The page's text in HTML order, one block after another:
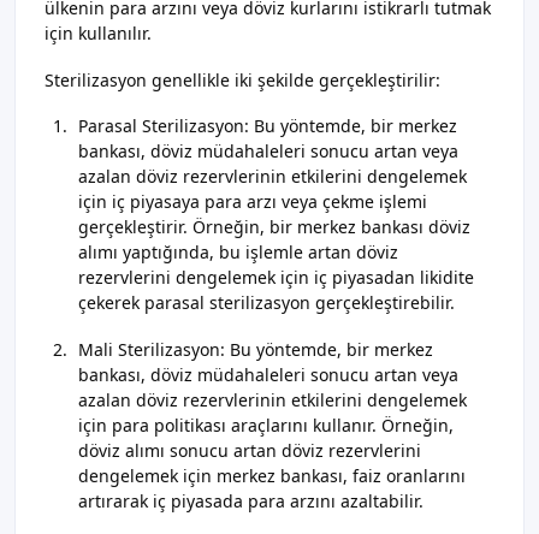
ülkenin para arzını veya döviz kurlarını istikrarlı tutmak
için kullanılır.
Sterilizasyon genellikle iki şekilde gerçekleştirilir:
Parasal Sterilizasyon: Bu yöntemde, bir merkez
bankası, döviz müdahaleleri sonucu artan veya
azalan döviz rezervlerinin etkilerini dengelemek
için iç piyasaya para arzı veya çekme işlemi
gerçekleştirir. Örneğin, bir merkez bankası döviz
alımı yaptığında, bu işlemle artan döviz
rezervlerini dengelemek için iç piyasadan likidite
çekerek parasal sterilizasyon gerçekleştirebilir.
Mali Sterilizasyon: Bu yöntemde, bir merkez
bankası, döviz müdahaleleri sonucu artan veya
azalan döviz rezervlerinin etkilerini dengelemek
için para politikası araçlarını kullanır. Örneğin,
döviz alımı sonucu artan döviz rezervlerini
dengelemek için merkez bankası, faiz oranlarını
artırarak iç piyasada para arzını azaltabilir.